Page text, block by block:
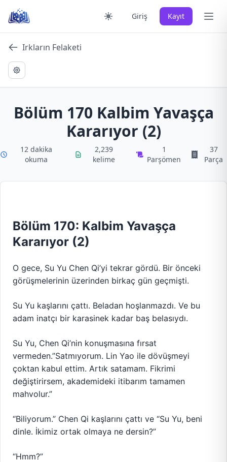
content
Giriş Kayıt Ana
Irkların Felaketi
Bölüm 170 Kalbim Yavaşça
Kararıyor (2)
12 dakika
okuma
2,239
kelime
1
Parşömen
37
Parça
Bölüm 170: Kalbim Yavaşça
Kararıyor (2)
O gece, Su Yu Chen Qi’yi tekrar gördü. Bir önceki
görüşmelerinin üzerinden birkaç gün geçmişti.
Su Yu kaşlarını çattı. Beladan hoşlanmazdı. Ve bu
adam inatçı bir karasinek kadar baş belasıydı.
Su Yu, Chen Qi’nin konuşmasına fırsat
vermeden.”Satmıyorum. Lin Yao ile dövüşmeyi
çoktan kabul ettim. Artık satamam. Fikrimi
değiştirirsem, akademideki itibarım tamamen
mahvolur.”
“Biliyorum.” Chen Qi kaşlarını çattı ve “Su Yu, beni
dinle. İkimiz ortak olmaya ne dersin?”
“Hmm?”